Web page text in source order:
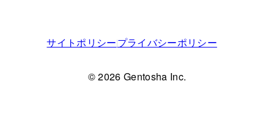
サイトポリシープライバシーポリシー
© 2026 Gentosha Inc.